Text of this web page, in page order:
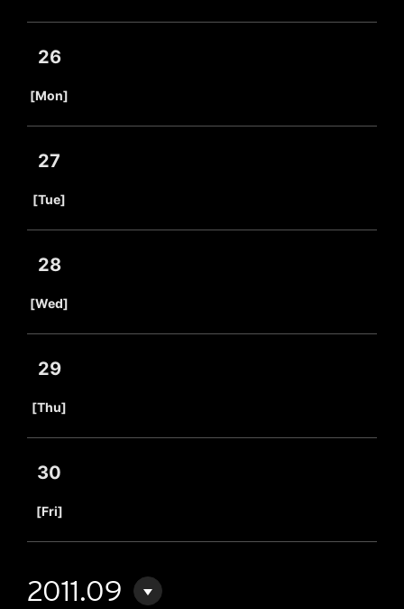
26
[Mon]
27
[Tue]
28
[Wed]
29
[Thu]
30
[Fri]
2011.09